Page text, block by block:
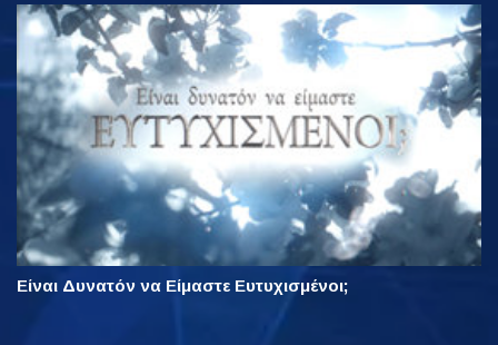
Είναι Δυνατόν να Είμαστε Ευτυχισμένοι;